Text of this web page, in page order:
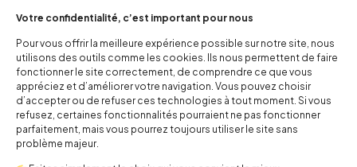
Votre confidentialité, c’est important pour nous
Pour vous offrir la meilleure expérience possible sur notre site, nous
utilisons des outils comme les cookies. Ils nous permettent de faire
fonctionner le site correctement, de comprendre ce que vous
appréciez et d’améliorer votre navigation. Vous pouvez choisir
d’accepter ou de refuser ces technologies à tout moment. Si vous
refusez, certaines fonctionnalités pourraient ne pas fonctionner
parfaitement, mais vous pourrez toujours utiliser le site sans
problème majeur.